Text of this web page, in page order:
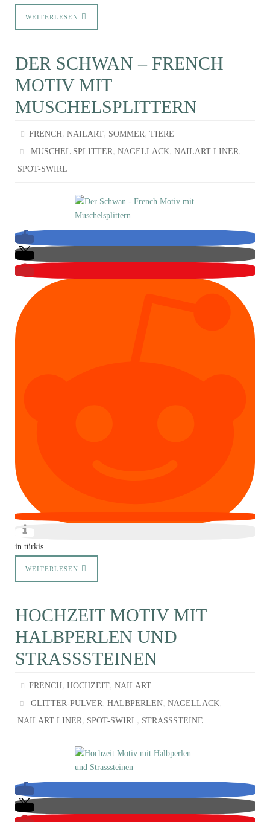
WEITERLESEN
DER SCHWAN – FRENCH
MOTIV MIT
MUSCHELSPLITTERN
FRENCH,NAILART, SOMMER,TIERE
MUSCHEL SPLITTER,NAGELLACK,NAILART LINER,
SPOT-SWIRL
in türkis.
WEITERLESEN
HOCHZEIT MOTIV MIT
HALBPERLEN UND
STRASSSTEINEN
FRENCH,HOCHZEIT,NAILART
GLITTER-PULVER,HALBPERLEN,NAGELLACK,
NAILART LINER, SPOT-SWIRL, STRASSSTEINE